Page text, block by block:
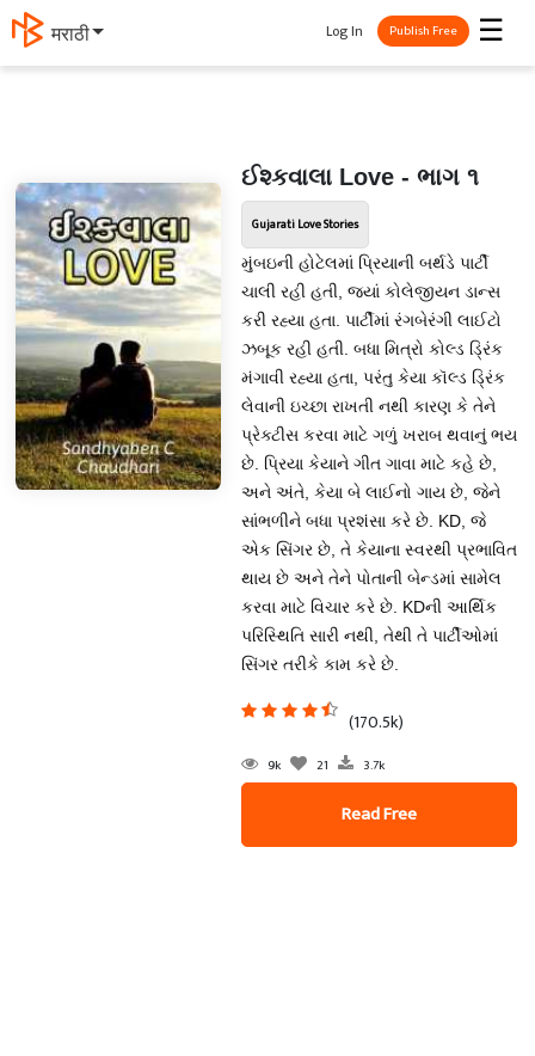
मराठी ☰
Log In Publish Free
ઈશ્કવાલા Love - ભાગ ૧
Gujarati Love Stories
મુંબઇની હોટેલમાં પ્રિયાની બર્થડે પાર્ટી
ચાલી રહી હતી, જ્યાં કોલેજીયન ડાન્સ
કરી રહ્યા હતા. પાર્ટીમાં રંગબેરંગી લાઈટો
ઝબૂક રહી હતી. બધા મિત્રો કોલ્ડ ડ્રિંક
મંગાવી રહ્યા હતા, પરંતુ કેયા કૉલ્ડ ડ્રિંક
લેવાની ઇચ્છા રાખતી નથી કારણ કે તેને
પ્રેક્ટીસ કરવા માટે ગળું ખરાબ થવાનું ભય
છે. પ્રિયા કેયાને ગીત ગાવા માટે કહે છે,
અને અંતે, કેયા બે લાઈનો ગાય છે, જેને
સાંભળીને બધા પ્રશંસા કરે છે. KD, જે
એક સિંગર છે, તે કેયાના સ્વરથી પ્રભાવિત
થાય છે અને તેને પોતાની બેન્ડમાં સામેલ
કરવા માટે વિચાર કરે છે. KDની આર્થિક
પરિસ્થિતિ સારી નથી, તેથી તે પાર્ટીઓમાં
સિંગર તરીકે કામ કરે છે.
(170.5k)
9k 21 3.7k
Read Free